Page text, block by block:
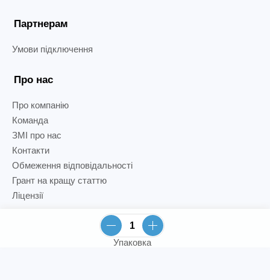
Упаковка
Партнерам
Умови підключення
Про нас
Про компанію
Команда
ЗМІ про нас
Контакти
Обмеження відповідальності
Грант на кращу статтю
Ліцензії